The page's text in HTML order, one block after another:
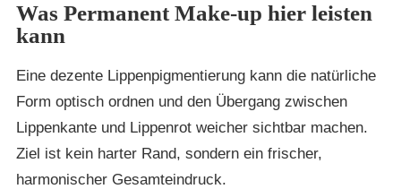
Was Permanent Make-up hier leisten
kann
Eine dezente Lippenpigmentierung kann die natürliche
Form optisch ordnen und den Übergang zwischen
Lippenkante und Lippenrot weicher sichtbar machen.
Ziel ist kein harter Rand, sondern ein frischer,
harmonischer Gesamteindruck.